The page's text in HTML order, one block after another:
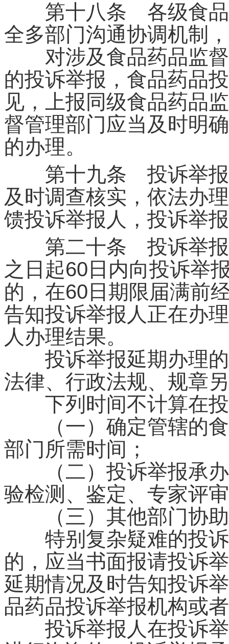
第十八条 各级食品
全多部门沟通协调机制
对涉及食品药品监督
的投诉举报，食品药品
见，上报同级食品药品
督管理部门应当及时明
的办理。
第十九条 投诉举报
及时调查核实，依法办
馈投诉举报人，投诉举
第二十条 投诉举报
之日起60日内向投诉举
的，在60日期限届满前
告知投诉举报人正在办
人办理结果。
投诉举报延期办理的
法律、行政法规、规章
下列时间不计算在投
（一）确定管辖的食
部门所需时间；
（二）投诉举报承办
验检测、鉴定、专家评
（三）其他部门协助
特别复杂疑难的投诉
的，应当书面报请投诉
延期情况及时告知投诉
品药品投诉举报机构或
投诉举报人在投诉举